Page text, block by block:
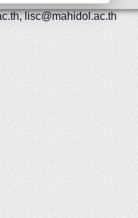
,lisc@mahidol.ac.th